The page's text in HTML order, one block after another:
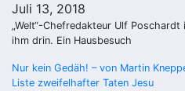
Juli 13, 2018
„Welt“-Chefredakteur Ulf
ihm drin. Ein Hausbesuch
Nur kein Gedäh! – von Martin
Liste zweifelhafter Taten Jesu